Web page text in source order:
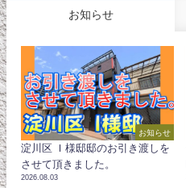
お知らせ
お知らせ
淀川区 Ｉ様邸邸のお引き渡しを
させて頂きました。
2026.08.03